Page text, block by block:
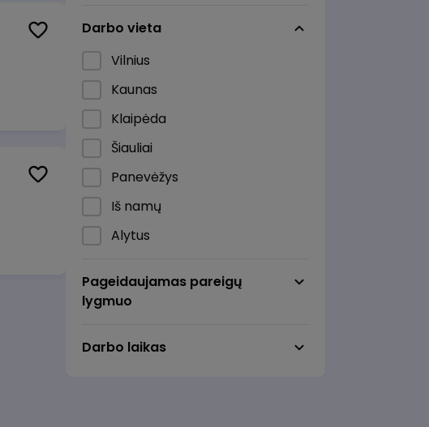
Darbo vieta
Vilnius
Kaunas
Klaipėda
Šiauliai
Panevėžys
Iš namų
Alytus
Birštonas
Druskininkai
Pageidaujamas pareigų
lygmuo
Darbo laikas